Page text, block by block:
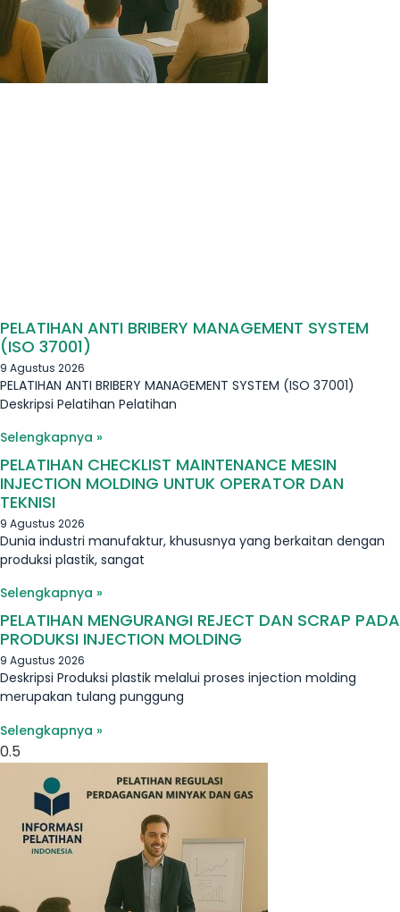
PELATIHAN ANTI BRIBERY MANAGEMENT SYSTEM
(ISO 37001)
9 Agustus 2026
PELATIHAN ANTI BRIBERY MANAGEMENT SYSTEM (ISO 37001)
Deskripsi Pelatihan Pelatihan
Selengkapnya »
PELATIHAN CHECKLIST MAINTENANCE MESIN
INJECTION MOLDING UNTUK OPERATOR DAN
TEKNISI
9 Agustus 2026
Dunia industri manufaktur, khususnya yang berkaitan dengan
produksi plastik, sangat
Selengkapnya »
PELATIHAN MENGURANGI REJECT DAN SCRAP PADA
PRODUKSI INJECTION MOLDING
9 Agustus 2026
Deskripsi Produksi plastik melalui proses injection molding
merupakan tulang punggung
Selengkapnya »